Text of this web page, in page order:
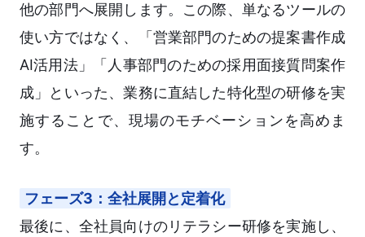
他の部門へ展開します。この際、単なるツールの
使い方ではなく、「営業部門のための提案書作成
AI活用法」「人事部門のための採用面接質問案作
成」といった、業務に直結した特化型の研修を実
施することで、現場のモチベーションを高めま
す。
フェーズ3：全社展開と定着化
最後に、全社員向けのリテラシー研修を実施し、